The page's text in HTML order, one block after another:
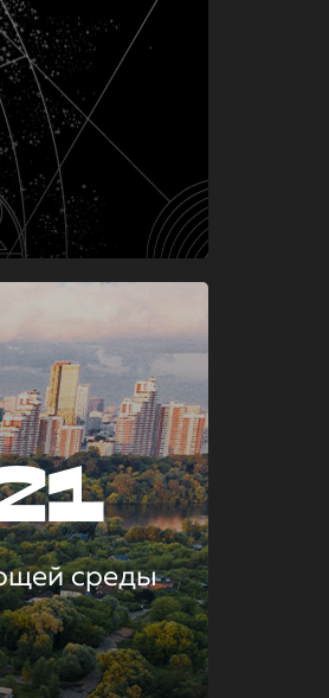
среды